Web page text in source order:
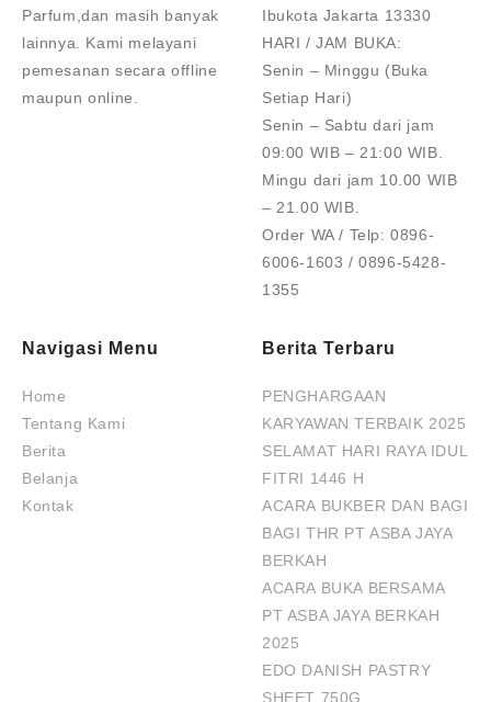
Parfum,dan masih banyak
lainnya. Kami melayani
pemesanan secara offline
maupun online.
Ibukota Jakarta 13330
HARI / JAM BUKA:
Senin – Minggu (Buka
Setiap Hari)
Senin – Sabtu dari jam
09:00 WIB – 21:00 WIB.
Mingu dari jam 10.00 WIB
– 21.00 WIB.
Order WA / Telp: 0896-
6006-1603 / 0896-5428-
1355
Navigasi Menu
Home
Tentang Kami
Berita
Belanja
Kontak
Berita Terbaru
PENGHARGAAN
KARYAWAN TERBAIK 2025
SELAMAT HARI RAYA IDUL
FITRI 1446 H
ACARA BUKBER DAN BAGI
BAGI THR PT ASBA JAYA
BERKAH
ACARA BUKA BERSAMA
PT ASBA JAYA BERKAH
2025
EDO DANISH PASTRY
SHEET 750G